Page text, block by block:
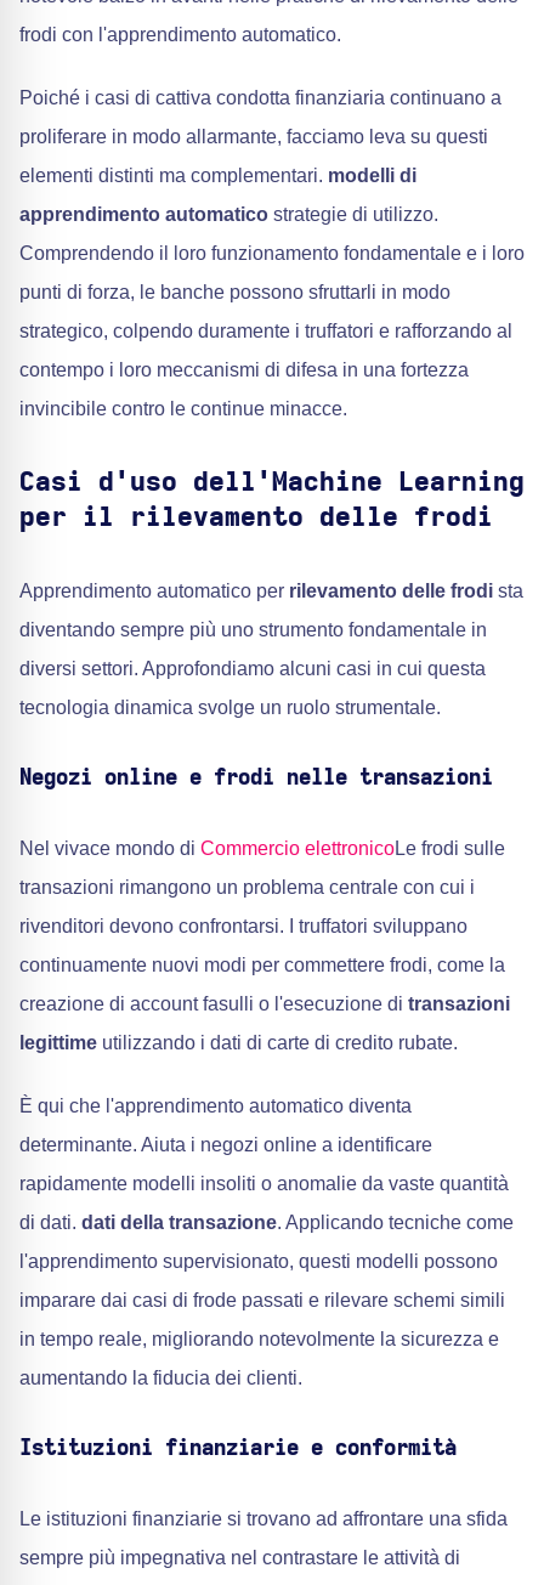
frodi con l'apprendimento automatico.
Poiché i casi di cattiva condotta finanziaria continuano a
proliferare in modo allarmante, facciamo leva su questi
elementi distinti ma complementari. modelli di
apprendimento automatico strategie di utilizzo.
Comprendendo il loro funzionamento fondamentale e i loro
punti di forza, le banche possono sfruttarli in modo
strategico, colpendo duramente i truffatori e rafforzando al
contempo i loro meccanismi di difesa in una fortezza
invincibile contro le continue minacce.
Casi d'uso dell'Machine Learning
per il rilevamento delle frodi
Apprendimento automatico per rilevamento delle frodi sta
diventando sempre più uno strumento fondamentale in
diversi settori. Approfondiamo alcuni casi in cui questa
tecnologia dinamica svolge un ruolo strumentale.
Negozi online e frodi nelle transazioni
Nel vivace mondo di Commercio elettronicoLe frodi sulle
transazioni rimangono un problema centrale con cui i
rivenditori devono confrontarsi. I truffatori sviluppano
continuamente nuovi modi per commettere frodi, come la
creazione di account fasulli o l'esecuzione di transazioni
legittime utilizzando i dati di carte di credito rubate.
È qui che l'apprendimento automatico diventa
determinante. Aiuta i negozi online a identificare
rapidamente modelli insoliti o anomalie da vaste quantità
di dati. dati della transazione. Applicando tecniche come
l'apprendimento supervisionato, questi modelli possono
imparare dai casi di frode passati e rilevare schemi simili
in tempo reale, migliorando notevolmente la sicurezza e
aumentando la fiducia dei clienti.
Istituzioni finanziarie e conformità
Le istituzioni finanziarie si trovano ad affrontare una sfida
sempre più impegnativa nel contrastare le attività di